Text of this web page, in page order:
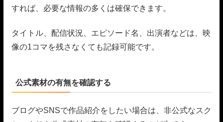
すれば、必要な情報の多くは確保できます。
タイトル、配信状況、エピソード名、出演者などは、映
像の1コマを残さなくても記録可能です。
公式素材の有無を確認する
ブログやSNSで作品紹介をしたい場合は、非公式なスク